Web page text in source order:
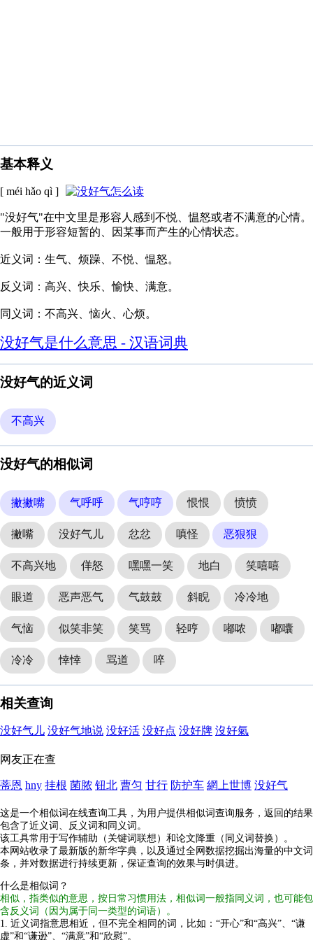
基本释义
[ méi hǎo qì ]
"没好气"在中文里是形容人感到不悦、愠怒或者不满意的心情。
一般用于形容短暂的、因某事而产生的心情状态。
近义词：生气、烦躁、不悦、愠怒。
反义词：高兴、快乐、愉快、满意。
同义词：不高兴、恼火、心烦。
没好气是什么意思 - 汉语词典
没好气的近义词
不高兴
没好气的相似词
撇撇嘴 气呼呼 气哼哼 恨恨 愤愤
撇嘴 没好气儿 忿忿 嗔怪 恶狠狠
不高兴地 佯怒 嘿嘿一笑 地白 笑嘻嘻
眼道 恶声恶气 气鼓鼓 斜睨 冷冷地
气恼 似笑非笑 笑骂 轻哼 嘟哝 嘟囔
冷冷 悻悻 骂道 啐
相关查询
没好气儿 没好气地说 没好活 没好点 没好牌 沒好氣
网友正在查
蒂恩 hny 挂根 菌脓 钮北 曹匀 甘行 防护车 網上世博 没好气
这是一个相似词在线查询工具，为用户提供相似词查询服务，返回的结果
包含了近义词、反义词和同义词。
该工具常用于写作辅助（关键词联想）和论文降重（同义词替换）。
本网站收录了最新版的新华字典，以及通过全网数据挖掘出海量的中文词
条，并对数据进行持续更新，保证查询的效果与时俱进。
什么是相似词？
相似，指类似的意思，按日常习惯用法，相似词一般指同义词，也可能包
含反义词（因为属于同一类型的词语）。
1. 近义词指意思相近，但不完全相同的词，比如：“开心”和“高兴”、“谦
虚”和“谦逊”、“满意”和“欣慰”。